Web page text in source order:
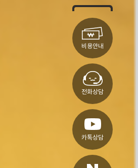
비용안내
전화상담
카톡상담